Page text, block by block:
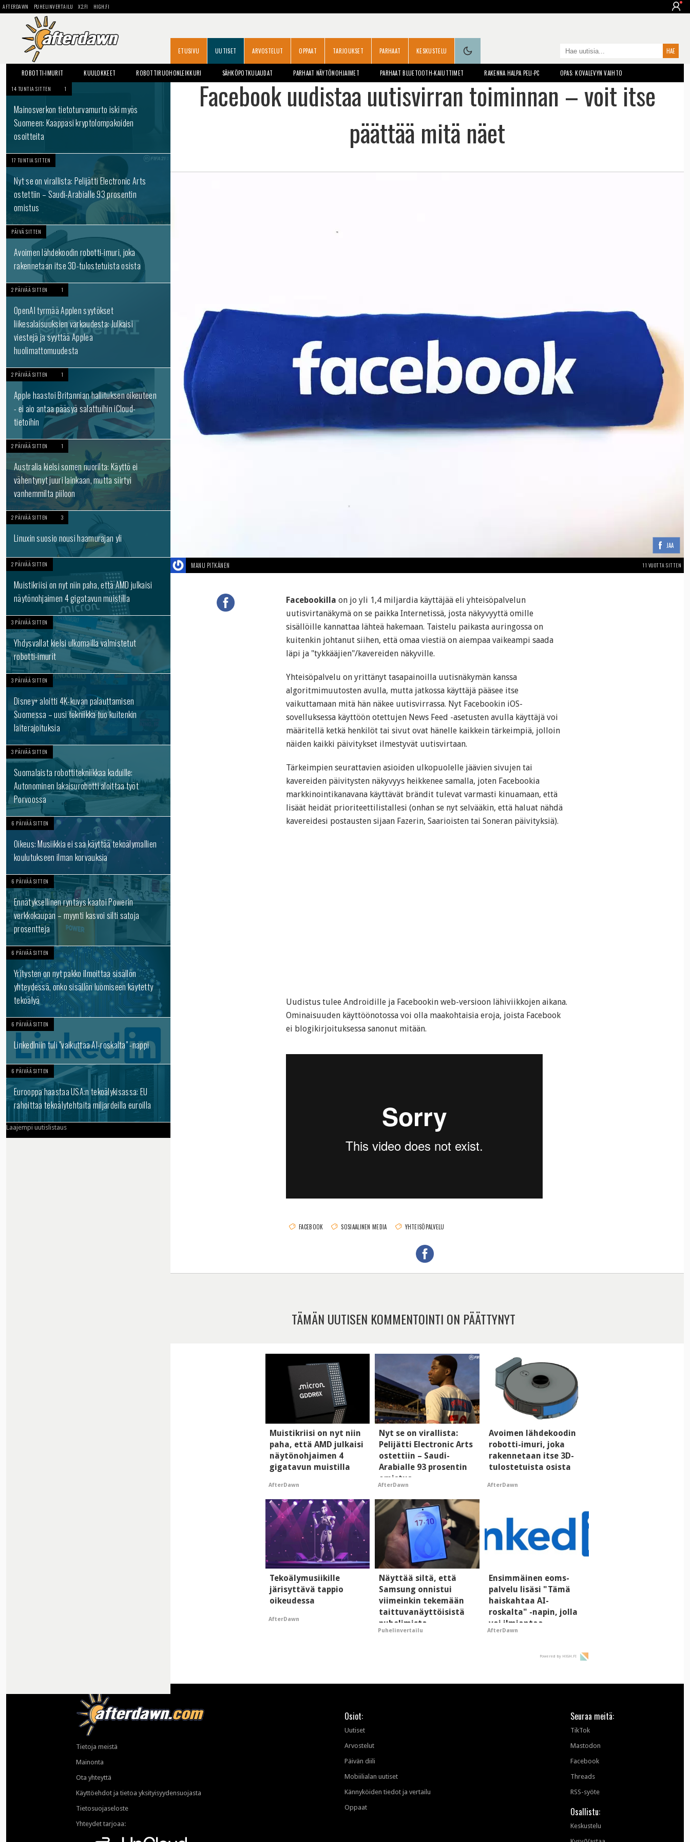
AFTERDAWN PUHELINVERTAILU X2.FI HIGH.FI
ETUSIVU UUTISET ARVOSTELUT OPPAAT TARJOUKSET PARHAAT KESKUSTELU
ROBOTTI-IMURIT KUULOKKEET ROBOTTIRUOHONLEIKKURI SÄHKÖPOTKULAUDAT PARHAAT NÄYTÖNOHJAIMET PARHAAT BLUETOOTH-KAIUTTIMET RAKENNA HALPA PELI-PC OPAS: KOVALEVYN VAIHTO
14 TUNTIA SITTEN 1
Mainosverkon tietoturvamurto iski myös
Suomeen: Kaappasi kryptolompakoiden
osoitteita
17 TUNTIA SITTEN
Nyt se on virallista: Pelijätti Electronic Arts
ostettiin – Saudi-Arabialle 93 prosentin
omistus
PÄIVÄ SITTEN
Avoimen lähdekoodin robotti-imuri, joka
rakennetaan itse 3D-tulostetuista osista
2 PÄIVÄÄ SITTEN 1
OpenAI tyrmää Applen syytökset
liikesalaisuuksien varkaudesta: Julkaisi
viestejä ja syyttää Applea
huolimattomuudesta
2 PÄIVÄÄ SITTEN 1
Apple haastoi Britannian hallituksen oikeuteen
- ei aio antaa pääsyä salattuihin iCloud-
tietoihin
2 PÄIVÄÄ SITTEN 1
Australia kielsi somen nuorilta: Käyttö ei
vähentynyt juuri lainkaan, mutta siirtyi
vanhemmilta piiloon
2 PÄIVÄÄ SITTEN 3
Linuxin suosio nousi haamurajan yli
2 PÄIVÄÄ SITTEN
Muistikriisi on nyt niin paha, että AMD julkaisi
näytönohjaimen 4 gigatavun muistilla
3 PÄIVÄÄ SITTEN
Yhdysvallat kielsi ulkomailla valmistetut
robotti-imurit
3 PÄIVÄÄ SITTEN
Disney+ aloitti 4K-kuvan palauttamisen
Suomessa – uusi tekniikka tuo kuitenkin
laiterajoituksia
3 PÄIVÄÄ SITTEN
Suomalaista robottitekniikkaa kaduille:
Autonominen lakaisurobotti aloittaa työt
Porvoossa
6 PÄIVÄÄ SITTEN
Oikeus: Musiikkia ei saa käyttää tekoälymallien
koulutukseen ilman korvauksia
6 PÄIVÄÄ SITTEN
Ennätyksellinen ryntäys kaatoi Powerin
verkkokaupan – myynti kasvoi silti satoja
prosentteja
6 PÄIVÄÄ SITTEN
Yritysten on nyt pakko ilmoittaa sisällön
yhteydessä, onko sisällön luomiseen käytetty
tekoälyä
6 PÄIVÄÄ SITTEN
LinkedIniin tuli "vaikuttaa AI-roskalta" -nappi
6 PÄIVÄÄ SITTEN
Eurooppa haastaa USA:n tekoälykisassa: EU
rahoittaa tekoälytehtaita miljardeilla euroilla
Laajempi uutislistaus
Facebook uudistaa uutisvirran toiminnan – voit itse
päättää mitä näet
JAA
MANU PITKÄNEN 11 VUOTTA SITTEN
Facebookilla on jo yli 1,4 miljardia käyttäjää eli yhteisöpalvelun
uutisvirtanäkymä on se paikka Internetissä, josta näkyvyyttä omille
sisällöille kannattaa lähteä hakemaan. Taistelu paikasta auringossa on
kuitenkin johtanut siihen, että omaa viestiä on aiempaa vaikeampi saada
läpi ja "tykkääjien"/kavereiden näkyville.
Yhteisöpalvelu on yrittänyt tasapainoilla uutisnäkymän kanssa
algoritmimuutosten avulla, mutta jatkossa käyttäjä pääsee itse
vaikuttamaan mitä hän näkee uutisvirrassa. Nyt Facebookin iOS-
sovelluksessa käyttöön otettujen News Feed -asetusten avulla käyttäjä voi
määritellä ketkä henkilöt tai sivut ovat hänelle kaikkein tärkeimpiä, jolloin
näiden kaikki päivitykset ilmestyvät uutisvirtaan.
Tärkeimpien seurattavien asioiden ulkopuolelle jäävien sivujen tai
kavereiden päivitysten näkyvyys heikkenee samalla, joten Facebookia
markkinointikanavana käyttävät brändit tulevat varmasti kinuamaan, että
lisäät heidät prioriteettilistallesi (onhan se nyt selvääkin, että haluat nähdä
kavereidesi postausten sijaan Fazerin, Saarioisten tai Soneran päivityksiä).
Uudistus tulee Androidille ja Facebookin web-versioon lähiviikkojen aikana.
Ominaisuuden käyttöönotossa voi olla maakohtaisia eroja, joista Facebook
ei blogikirjoituksessa sanonut mitään.
FACEBOOK SOSIAALINEN MEDIA YHTEISÖPALVELU
TÄMÄN UUTISEN KOMMENTOINTI ON PÄÄTTYNYT
Muistikriisi on nyt niin
paha, että AMD julkaisi
näytönohjaimen 4
gigatavun muistilla
AfterDawn
Nyt se on virallista:
Pelijätti Electronic Arts
ostettiin – Saudi-
Arabialle 93 prosentin
omistus
AfterDawn
Avoimen lähdekoodin
robotti-imuri, joka
rakennetaan itse 3D-
tulostetuista osista
AfterDawn
Tekoälymusiikille
järisyttävä tappio
oikeudessa
AfterDawn
Näyttää siltä, että
Samsung onnistui
viimeinkin tekemään
taittuvanäyttöisistä
puhelimista
supersuosittuja
Puhelinvertailu
Ensimmäinen eoms-
palvelu lisäsi "Tämä
haiskahtaa AI-
roskalta" -napin, jolla
voi ilmiantaa
tekoälytauhkan
AfterDawn
Powered by HIGH.FI
Tietoja meistä
Mainonta
Ota yhteyttä
Käyttöehdot ja tietoa yksityisyydensuojasta
Tietosuojaseloste
Yhteydet tarjoaa:
Osiot:
Uutiset
Arvostelut
Päivän diili
Mobiilialan uutiset
Kännyköiden tiedot ja vertailu
Oppaat
Seuraa meitä:
TikTok
Mastodon
Facebook
Threads
RSS-syöte
Osallistu:
Keskustelu